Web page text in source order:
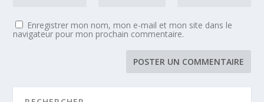
Enregistrer mon nom, mon e-mail et mon site dans le
navigateur pour mon prochain commentaire.